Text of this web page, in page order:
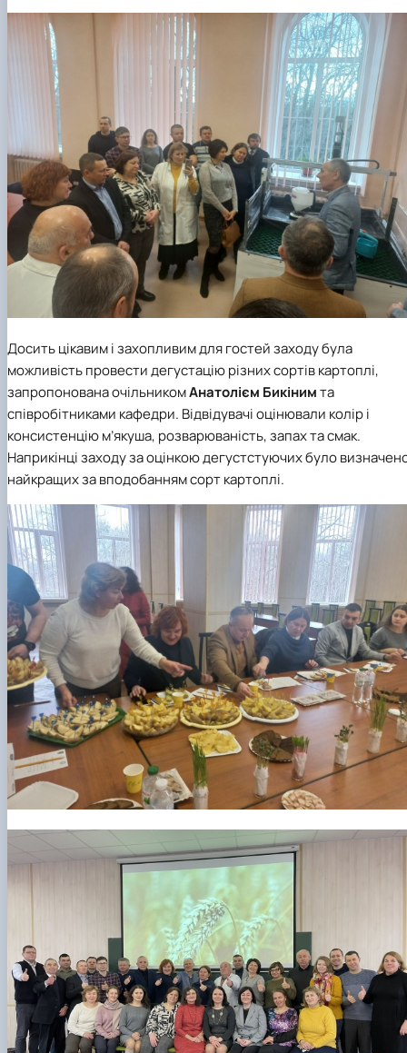
Досить цікавим і захопливим для гостей заходу була
можливість провести дегустацію різних сортів картоплі,
запропонована очільникомАнатолієм Бикінимта
співробітниками кафедри. Відвідувачі оцінювали колір і
консистенцію м’якуша, розварюваність, запах та смак.
Наприкінці заходу за оцінкою дегустстуючих було
найкращих за вподобанням сорт картоплі.